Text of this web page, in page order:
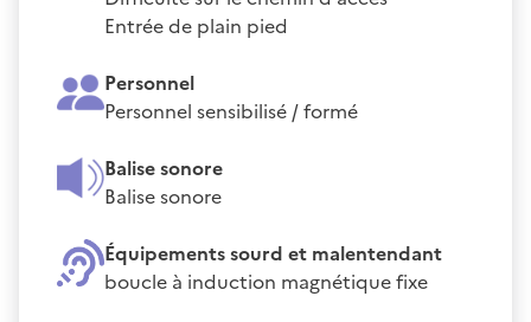
Entrée de plain pied
Personnel
Personnel sensibilisé / formé
Balise sonore
Balise sonore
Équipements sourd et malentendant
boucle à induction magnétique fixe